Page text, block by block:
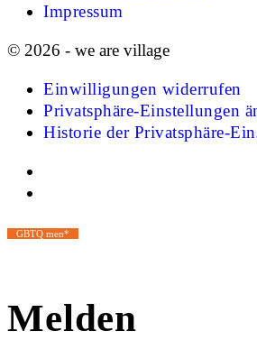
Impressum
© 2026 - we are village
Einwilligungen widerrufen
Privatsphäre-Einstellungen
Historie der Privatsphäre-
GBTQ men*
Melden